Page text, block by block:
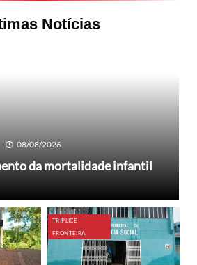
Notícias
08/08/2026
da mortalidade infantil
TRÍPLICE
FRONTEIRA